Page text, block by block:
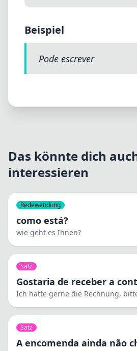
Beispiel
Pode escrever
Das könnte dich
interessieren
Redewendung
como está?
wie geht es Ihnen?
Satz
Gostaria de receber a
Ich hätte gerne die Rechnung,
Satz
A encomenda ainda não